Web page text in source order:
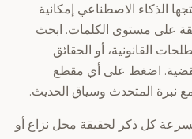
الذكاء الاصطناعي إمكانية
على مستوى الكلمات. ابحث
القانونية، أو الحقائق
اضغط على أي مقطع
نبرة المتحدث وسياق الحديث.
بسرعة كل ذكر لحقيقة محل نزاع أو